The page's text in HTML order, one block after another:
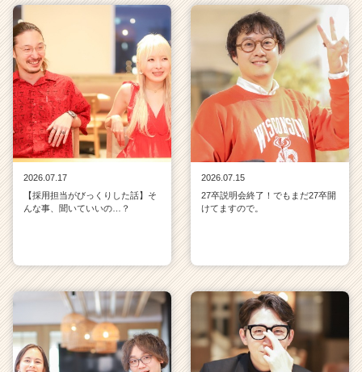
2026.07.17
【採用担当がびっくりした話】そ
んな事、聞いていいの…？
2026.07.15
27卒説明会終了！でもまだ27卒開
けてますので。